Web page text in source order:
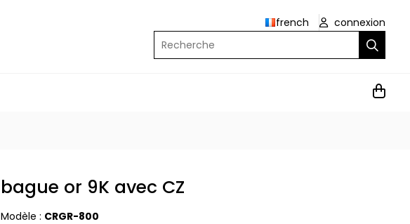
french
connexion
Recherche
bague or 9K avec CZ
Modèle : CRGR-800